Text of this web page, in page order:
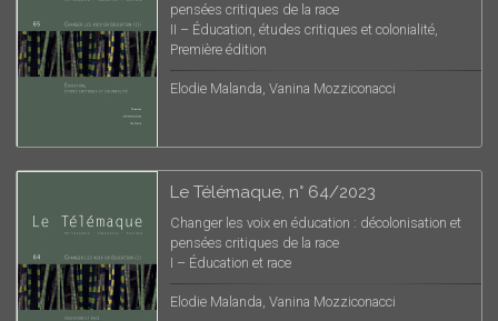
pensées critiques de la race
II – Éducation, études critiques et colonialité,
Première édition
Elodie Malanda, Vanina Mozziconacci
Le Télémaque, n° 64/2023
Changer les voix en éducation : décolonisation et
pensées critiques de la race
I – Éducation et race
Elodie Malanda, Vanina Mozziconacci